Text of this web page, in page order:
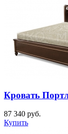
Кровать
87 340 руб.
Купить